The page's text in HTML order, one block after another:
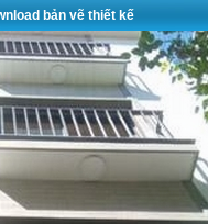
bản vẽ thiết kế